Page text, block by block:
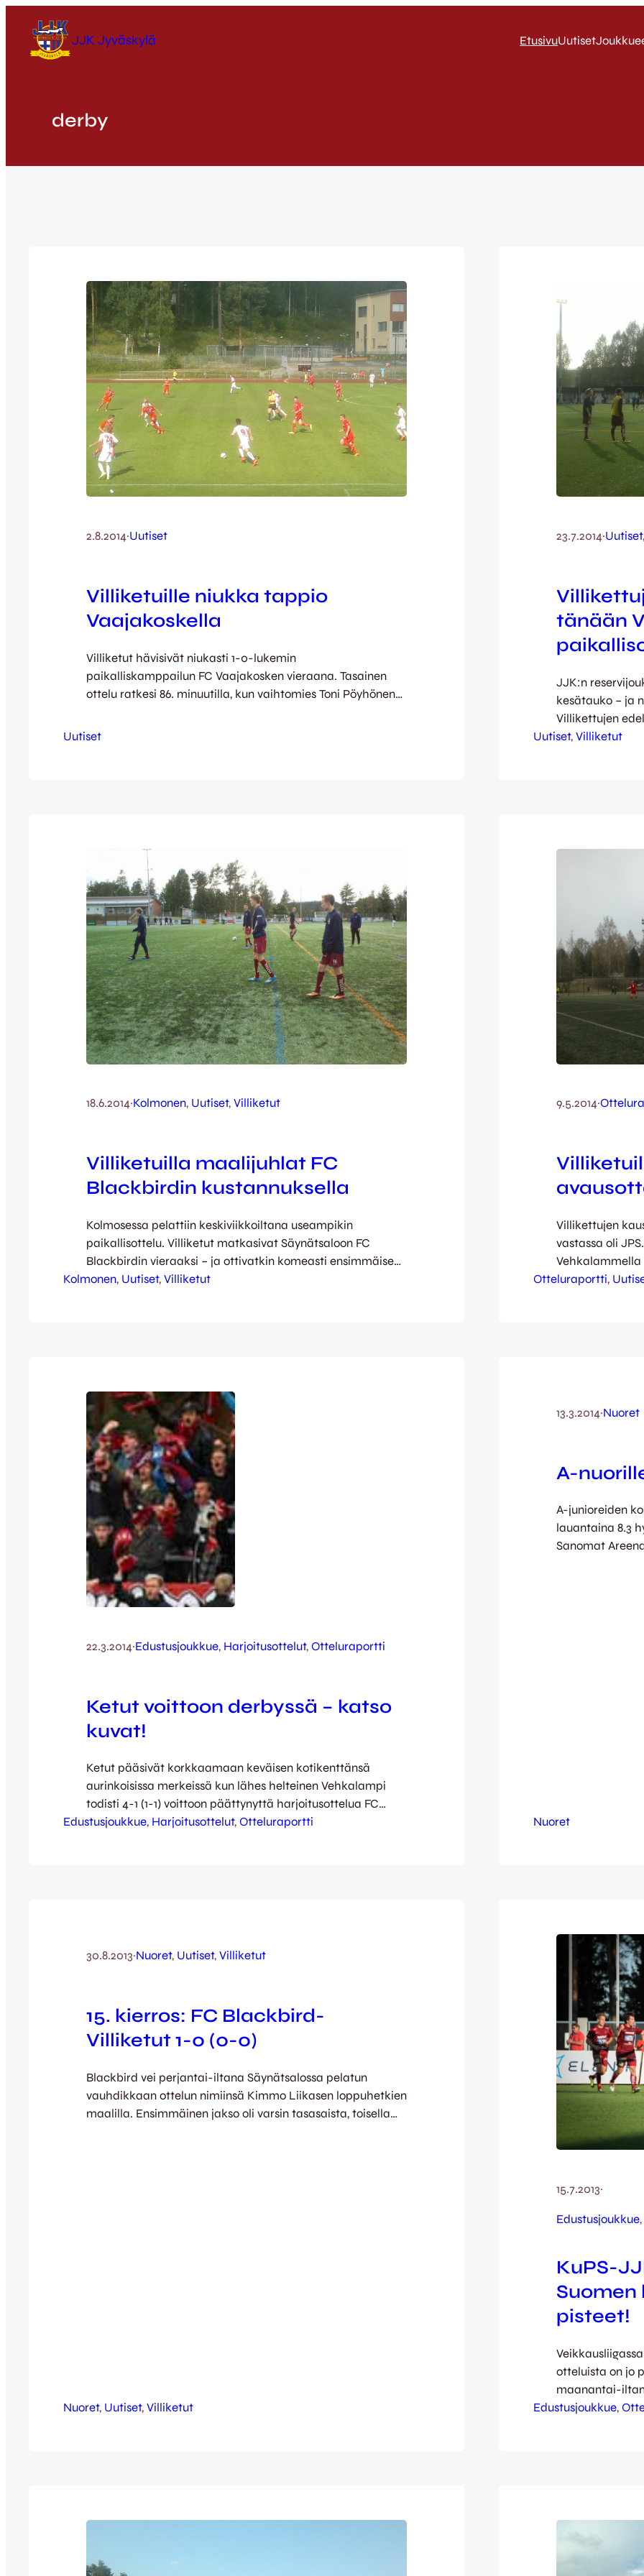
sisältöön
JJK Jyväskylä EtusivuUutiset
derby
2.8.2014·Uutiset
Villiketuille niukka tappio
Vaajakoskella
Villiketut hävisivät niukasti 1-0-lukemin
paikalliskamppailun FC Vaajakosken vieraana. Tasainen
ottelu ratkesi 86. minuutilla, kun vaihtomies Toni Pöyhönen
puoliaika oli maaliton, eikä tilanteita nähty juuri
Uutiset
23.7.2014·Uutiset,
tänään
JJK:n
kesätauko – ja
Villikettujen
kettulauma kävi
Uutiset, Villiketut
18.6.2014·Kolmonen, Uutiset, Villiketut
Villiketuilla maalijuhlat FC
Blackbirdin kustannuksella
Kolmosessa pelattiin keskiviikkoiltana useampikin
paikallisottelu. Villiketut matkasivat Säynätsaloon FC
Blackbirdin vieraaksi – ja ottivatkin komeasti ensimmäisen
voittonsa Böördistä! Kettulauma oli tällä kertaa liikenteessä
Kolmonen, Uutiset, Villiketut
9.5.2014·
Villikettujen
vastassa oli
Vehkalammella
vääntöä, jossa
Otteluraportti,
22.3.2014·Edustusjoukkue, Harjoitusottelut, Otteluraportti
Ketut voittoon derbyssä – katso
kuvat!
Ketut pääsivät korkkaamaan keväisen kotikenttänsä
aurinkoisissa merkeissä kun lähes helteinen Vehkalampi
todisti 4-1 (1-1) voittoon päättynyttä harjoitusottelua FC
Vaajakoskea vastaan. Taidokas ja terhakas
Edustusjoukkue, Harjoitusottelut, Otteluraportti
13.3.2014·Nuoret
A-
A-junioreiden
lauantaina 8.3
Sanomat
Nuoret
30.8.2013·Nuoret, Uutiset, Villiketut
15. kierros: FC Blackbird-
Villiketut 1-0 (0-0)
Blackbird vei perjantai-iltana Säynätsalossa pelatun
vauhdikkaan ottelun nimiinsä Kimmo Liikasen loppuhetkien
maalilla. Ensimmäinen jakso oli varsin tasasaista, toisella
Nuoret, Uutiset, Villiketut
15.7.2013·
Edustusjoukkue,
KuPS-
Suomen
pisteet!
otteluista on jo
maanantai-
mitellään
Edustusjoukkue,